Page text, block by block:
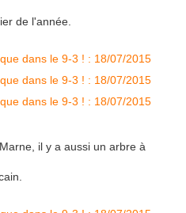
de l'année.
il y a aussi un arbre à